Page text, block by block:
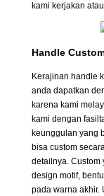
kami kerjakan
Handle
Kerajinan handle
anda dapatkan
karena kami
kami dengan
keunggulan yang
bisa custom
detailnya. Custom
design motif,
pada warna akhir.